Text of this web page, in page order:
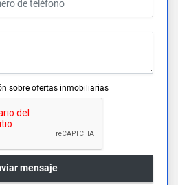
sobre ofertas inmobiliarias
mensaje